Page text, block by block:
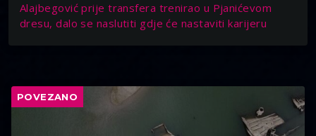
Alajbegović prije transfera trenirao u Pjanićevom
dresu, dalo se naslutiti gdje će nastaviti karijeru
POVEZANO